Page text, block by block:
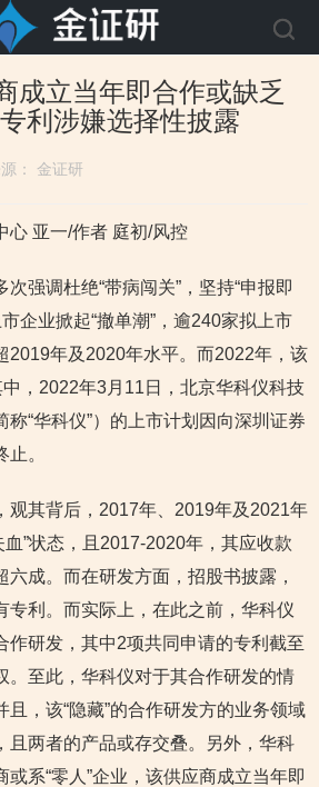
成立当年即合作或缺乏
利涉嫌选择性披露
： 金证研
心 亚一/作者 庭初/风控
强调杜绝“带病闯关”，坚持“申报即
企业掀起“撤单潮”，逾240家拟上市
2019年及2020年水平。而2022年，该
中，2022年3月11日，北京华科仪科技
称“华科仪”）的上市计划因向深圳证券
。
观其背后，2017年、2019年及2021年
血”状态，且2017-2020年，其应收款
六成。而在研发方面，招股书披露，
专利。而实际上，在此之前，华科仪
作研发，其中2项共同申请的专利截至
。至此，华科仪对于其合作研发的情
且，该“隐藏”的合作研发方的业务领域
且两者的产品或存交叠。另外，华科
系“零人”企业，该供应商成立当年即